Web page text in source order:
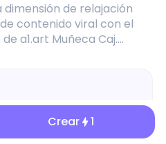
dimensión de relajación
contenido viral con el
a1.art Muñeca Caj....
Crear 1